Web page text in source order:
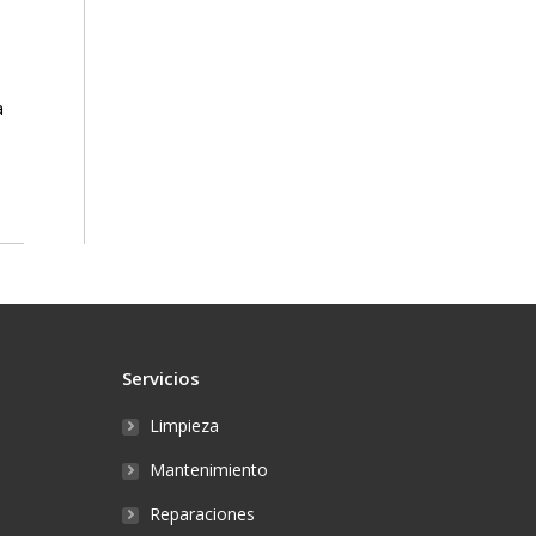
Servicios
Limpieza
Mantenimiento
Reparaciones